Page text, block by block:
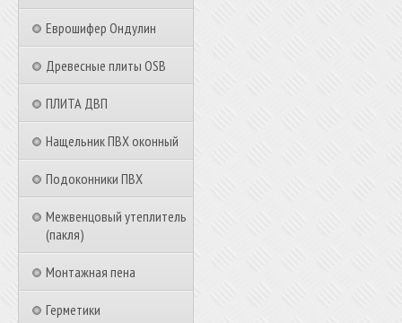
Еврошифер Ондулин
Древесные плиты OSB
ПЛИТА ДВП
Нащельник ПВХ оконный
Подоконники ПВХ
Межвенцовый утеплитель
(пакля)
Монтажная пена
Герметики